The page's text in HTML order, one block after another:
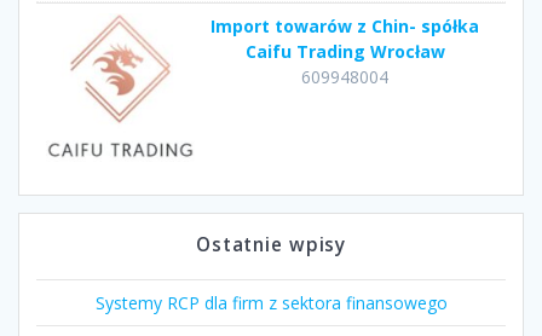
Import towarów z Chin- spółka
Caifu Trading Wrocław
609948004
Ostatnie wpisy
Systemy RCP dla firm z sektora finansowego